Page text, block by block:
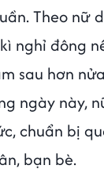
Theo nữ
nghỉ đông
sau hơn
ngày này,
chuẩn bị
bạn bè.